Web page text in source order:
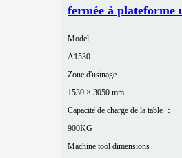
fermée à plateforme
Model
A1530
Zone d'usinage
1530 × 3050 mm
Capacité de charge de la table ：
900KG
Machine tool dimensions